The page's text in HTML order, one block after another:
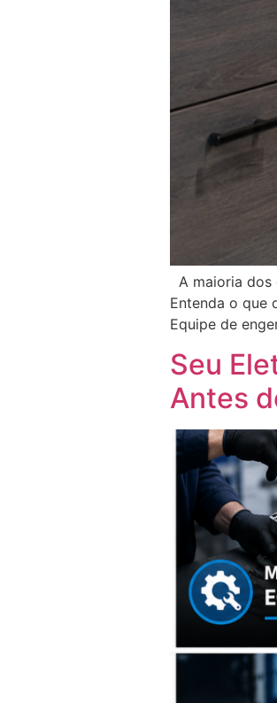
A maioria
Entenda o que
Equipe de
Seu
Antes